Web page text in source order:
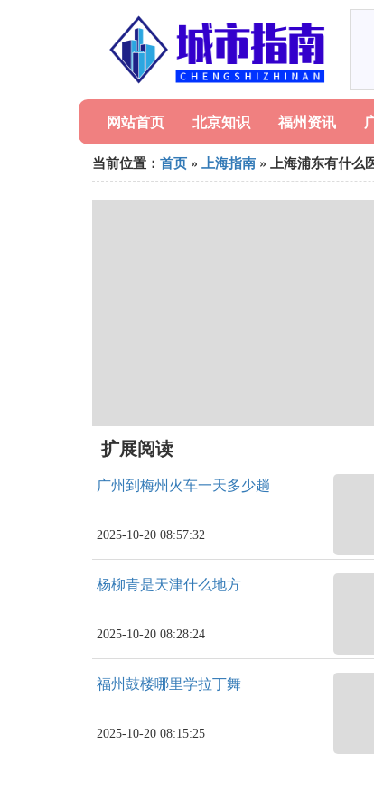
网站首页 北京知识 福州资讯
当前位置： 首页 » 上海指南 » 上海浦东有什么
扩展阅读
广州到梅州火车一天多少趟
2025-10-20 08:57:32
杨柳青是天津什么地方
2025-10-20 08:28:24
福州鼓楼哪里学拉丁舞
2025-10-20 08:15:25